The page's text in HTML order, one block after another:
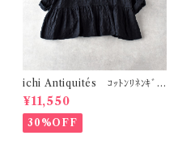
ichi Antiquités ｺｯﾄﾝﾘﾈﾝｷﾞﾝ
ｶﾞﾑﾁｪｯｸ ﾌﾟﾙｵｰﾊﾞｰﾌﾞﾗｳｽ (ﾌﾞﾗｯ
ｸ) 1101107
¥11,550
30%OFF